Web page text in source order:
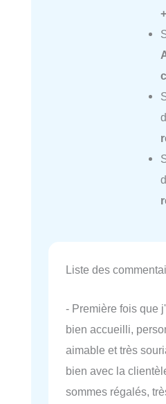
Liste des
- Première fois que
bien accueilli,
aimable et très
bien avec la
sommes régalés,